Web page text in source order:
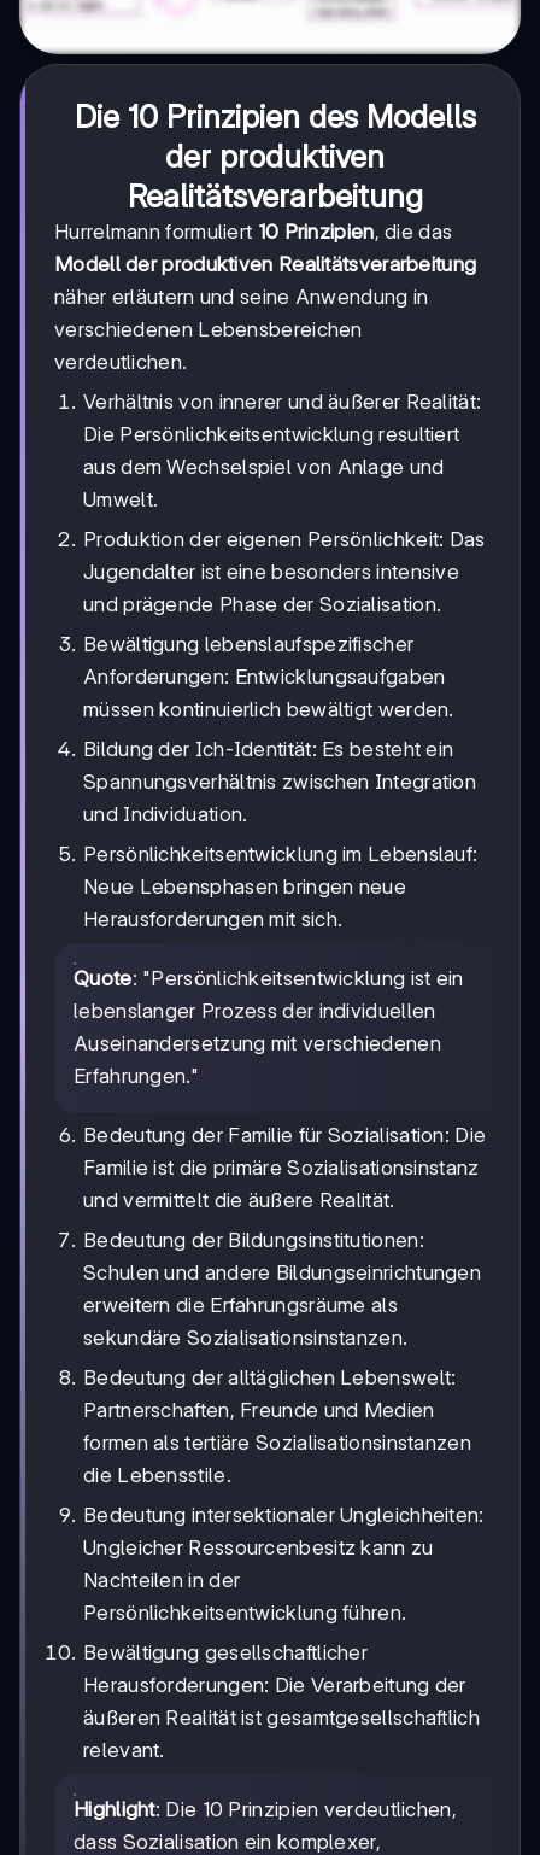
Die 10 Prinzipien des Modells
der produktiven
Realitätsverarbeitung
Hurrelmann formuliert 10 Prinzipien, die das
Modell der produktiven Realitätsverarbeitung
näher erläutern und seine Anwendung in
verschiedenen Lebensbereichen
verdeutlichen.
Verhältnis von innerer und äußerer Realität:
Die Persönlichkeitsentwicklung resultiert
aus dem Wechselspiel von Anlage und
Umwelt.
Produktion der eigenen Persönlichkeit: Das
Jugendalter ist eine besonders intensive
und prägende Phase der Sozialisation.
Bewältigung lebenslaufspezifischer
Anforderungen: Entwicklungsaufgaben
müssen kontinuierlich bewältigt werden.
Bildung der Ich-Identität: Es besteht ein
Spannungsverhältnis zwischen Integration
und Individuation.
Persönlichkeitsentwicklung im Lebenslauf:
Neue Lebensphasen bringen neue
Herausforderungen mit sich.
Quote: "Persönlichkeitsentwicklung ist ein
lebenslanger Prozess der individuellen
Auseinandersetzung mit verschiedenen
Erfahrungen."
Bedeutung der Familie für Sozialisation: Die
Familie ist die primäre Sozialisationsinstanz
und vermittelt die äußere Realität.
Bedeutung der Bildungsinstitutionen:
Schulen und andere Bildungseinrichtungen
erweitern die Erfahrungsräume als
sekundäre Sozialisationsinstanzen.
Bedeutung der alltäglichen Lebenswelt:
Partnerschaften, Freunde und Medien
formen als tertiäre Sozialisationsinstanzen
die Lebensstile.
Bedeutung intersektionaler Ungleichheiten:
Ungleicher Ressourcenbesitz kann zu
Nachteilen in der
Persönlichkeitsentwicklung führen.
Bewältigung gesellschaftlicher
Herausforderungen: Die Verarbeitung der
äußeren Realität ist gesamtgesellschaftlich
relevant.
Highlight: Die 10 Prinzipien verdeutlichen,
dass Sozialisation ein komplexer,